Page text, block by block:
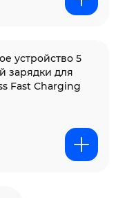
устройство 5
зарядки для
Fast Charging